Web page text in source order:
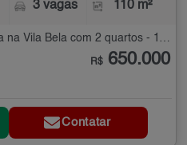
3 vagas 110 m²
R$ 650.000
Contatar